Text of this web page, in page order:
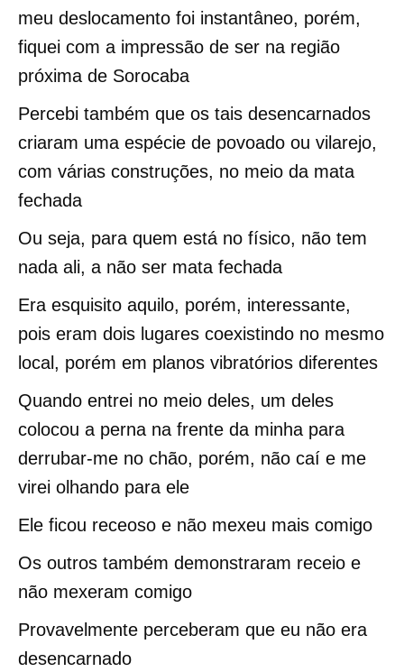
meu deslocamento foi instantâneo, porém,
fiquei com a impressão de ser na região
próxima de Sorocaba
Percebi também que os tais desencarnados
criaram uma espécie de povoado ou vilarejo,
com várias construções, no meio da mata
fechada
Ou seja, para quem está no físico, não tem
nada ali, a não ser mata fechada
Era esquisito aquilo, porém, interessante,
pois eram dois lugares coexistindo no mesmo
local, porém em planos vibratórios diferentes
Quando entrei no meio deles, um deles
colocou a perna na frente da minha para
derrubar-me no chão, porém, não caí e me
virei olhando para ele
Ele ficou receoso e não mexeu mais comigo
Os outros também demonstraram receio e
não mexeram comigo
Provavelmente perceberam que eu não era
desencarnado